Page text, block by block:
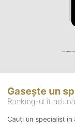
Gasește un
Ranking-ul îi
Cauți un specialist